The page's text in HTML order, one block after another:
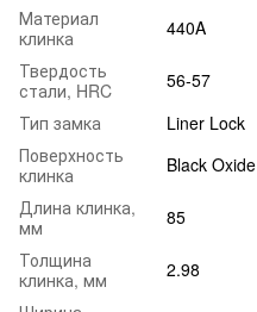
Материал
клинка
440A
Твердость
стали, HRC
56-57
Тип замка
Liner Lock
Поверхность
клинка
Black Oxide
Длина клинка,
мм
85
Толщина
клинка, мм
2.98